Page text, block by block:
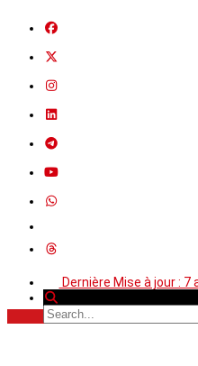
Dernière Mise à jour : 7